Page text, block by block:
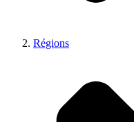
Régions